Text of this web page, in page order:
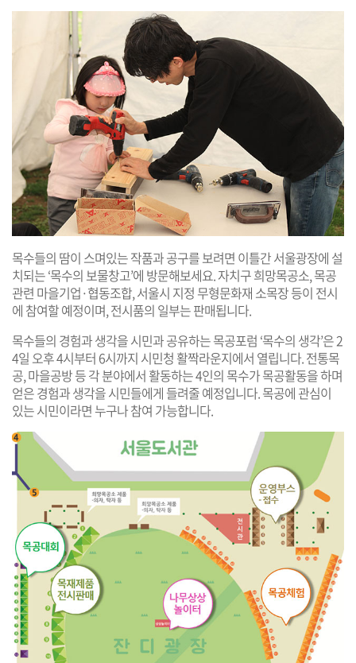
목수들의 땀이 스며있는 작품과 공구를 보려면 이틀간 서울광장에 설
치되는 ‘목수의 보물창고’에 방문해보세요. 자치구 희망목공소, 목공
관련 마을기업·협동조합, 서울시 지정 무형문화재 소목장 등이 전시
에 참여할 예정이며, 전시품의 일부는 판매됩니다.
목수들의 경험과 생각을 시민과 공유하는 목공포럼 ‘목수의 생각’은 2
4일 오후 4시부터 6시까지 시민청 활짝라운지에서 열립니다. 전통목
공, 마을공방 등 각 분야에서 활동하는 4인의 목수가 목공활동을 하며
얻은 경험과 생각을 시민들에게 들려줄 예정입니다. 목공에 관심이
있는 시민이라면 누구나 참여 가능합니다.